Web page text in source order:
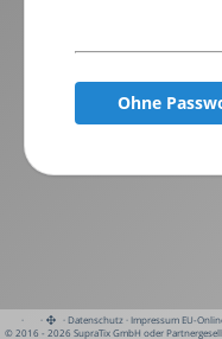
Ohne
· · ·Datenschutz·Impressum EU-
© 2016 - 2026 SupraTix GmbH oder